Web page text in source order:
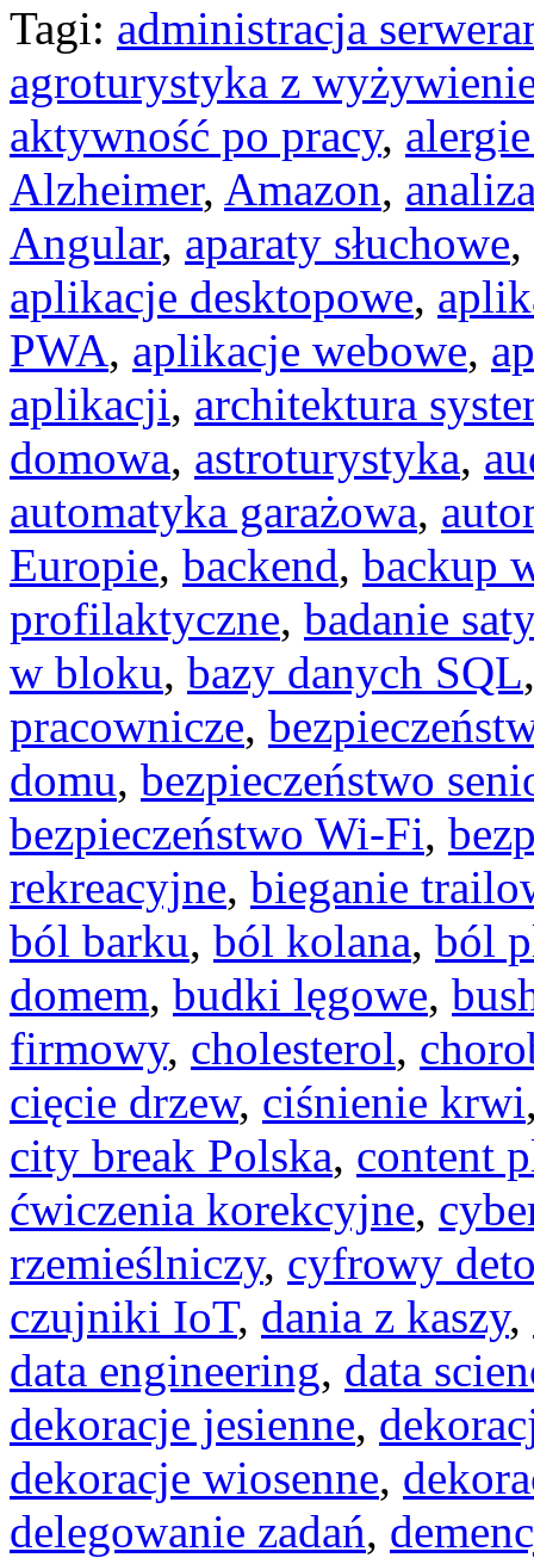
Tagi: administracja
agroturystyka z
aktywność po pracy,
Alzheimer, Amazon,
Angular, aparaty słuchowe,
aplikacje desktopowe,
PWA, aplikacje webowe,
aplikacji, architektura
domowa, astroturystyka,
automatyka garażowa,
Europie, backend, backup
profilaktyczne, badanie
w bloku, bazy danych SQL
pracownicze,
domu, bezpieczeństwo
bezpieczeństwo Wi-Fi,
rekreacyjne, bieganie
ból barku, ból kolana, ból
domem, budki lęgowe,
firmowy, cholesterol,
cięcie drzew, ciśnienie krwi
city break Polska, content
ćwiczenia korekcyjne,
rzemieślniczy, cyfrowy
czujniki IoT, dania z kaszy,
data engineering, data
dekoracje jesienne,
dekoracje wiosenne,
delegowanie zadań,